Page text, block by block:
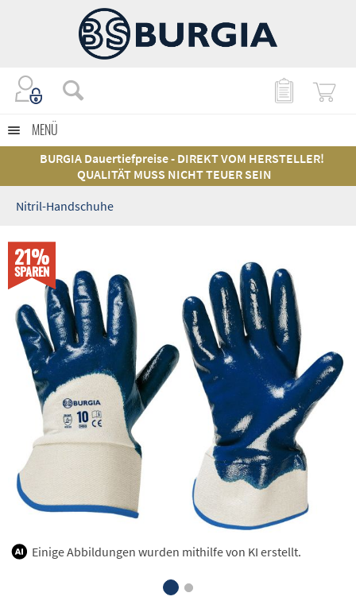
MENÜ
BURGIA Dauertiefpreise - DIREKT VOM HERSTELLER!
QUALITÄT MUSS NICHT TEUER SEIN
Nitril-Handschuhe
21%
SPAREN
Einige Abbildungen wurden mithilfe von KI erstellt.